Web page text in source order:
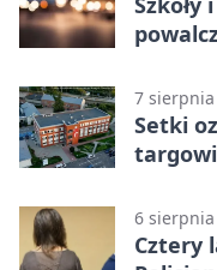
7
Setki
6
Cztery